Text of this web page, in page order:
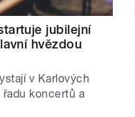
jubilejní
hvězdou
v Karlových
řadu koncertů a